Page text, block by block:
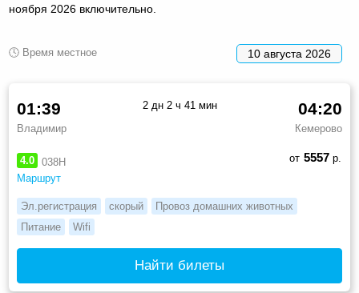
ноября 2026 включительно.
🕓 Время местное 10 августа 2026
4.0
038Н
Маршрут
01:39
Владимир
04:20
Кемерово
2 дн 2 ч 41 мин
от 5557р.
Эл.регистрация скорый
Провоз домашних животных
Питание
Wifi
Найти билеты